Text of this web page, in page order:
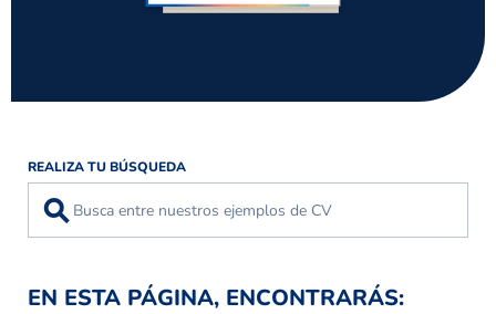
REALIZA TU BÚSQUEDA
⚲
EN ESTA PÁGINA, ENCONTRARÁS: